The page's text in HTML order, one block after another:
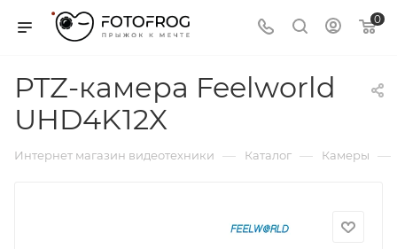
0
PTZ-камера Feelworld
UHD4K12X
Интернет магазин видеотехники — Каталог — Камеры —